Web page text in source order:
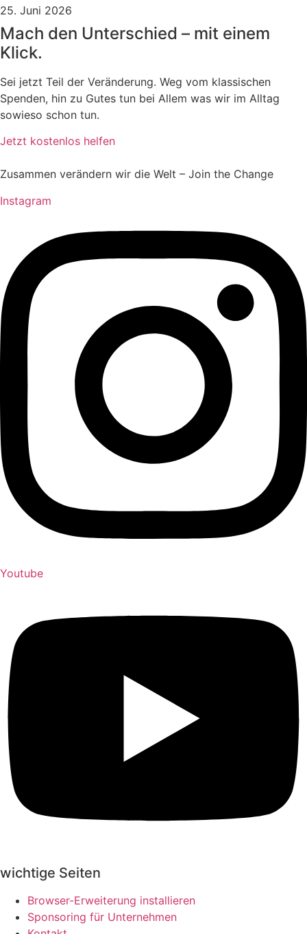
25. Juni 2026
Mach den Unterschied – mit einem
Klick.
Sei jetzt Teil der Veränderung. Weg vom klassischen
Spenden, hin zu Gutes tun bei Allem was wir im Alltag
sowieso schon tun.
Jetzt kostenlos helfen
Zusammen verändern wir die Welt – Join the Change
Instagram
Youtube
wichtige Seiten
Browser-Erweiterung installieren
Sponsoring für Unternehmen